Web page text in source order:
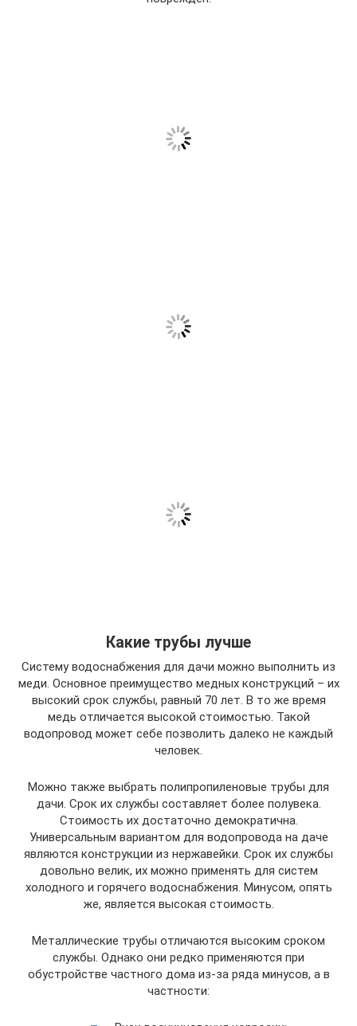
Какие трубы лучше
Систему водоснабжения для дачи можно выполнить из
меди. Основное преимущество медных конструкций – их
высокий срок службы, равный 70 лет. В то же время
медь отличается высокой стоимостью. Такой
водопровод может себе позволить далеко не каждый
человек.
Можно также выбрать полипропиленовые трубы для
дачи. Срок их службы составляет более полувека.
Стоимость их достаточно демократична.
Универсальным вариантом для водопровода на даче
являются конструкции из нержавейки. Срок их службы
довольно велик, их можно применять для систем
холодного и горячего водоснабжения. Минусом, опять
же, является высокая стоимость.
Металлические трубы отличаются высоким сроком
службы. Однако они редко применяются при
обустройстве частного дома из-за ряда минусов, а в
частности: